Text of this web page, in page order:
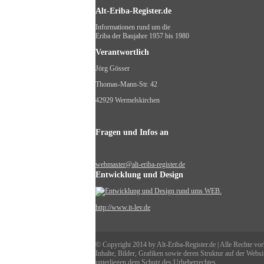
Alt-Eriba-Register.de
Informationen rund um die
Eriba der Baujahre 1957 bis 1980
Verantwortlich
Jörg Gösser
Thomas-Mann-Str. 42
42929 Wermelskirchen
Fragen und Infos an
webmaster@alt-eriba-register.de
Entwicklung und Design
http://www.it-lev.de
© Copyright 2014 by Alt-Eriba-Register.de | Alle Rechte
Inhalte, Bilder, Grafiken sowie deren Struktur auf der
unterliegen dem Schutz des Urheberrechtes.